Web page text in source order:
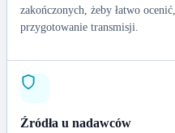
zakończonych, żeby łatwo
przygotowanie transmisji.
Źródła u nadawców